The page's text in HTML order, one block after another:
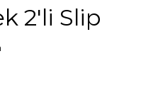
2'li Slip